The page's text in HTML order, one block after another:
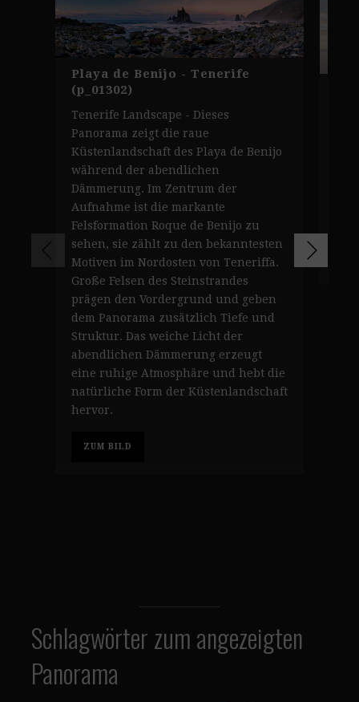
Playa de Benijo - Tenerife
(p_01302)
Tenerife Landscape - Dieses
Panorama zeigt die raue
Küstenlandschaft des Playa de Benijo
während der abendlichen
Dämmerung. Im Zentrum der
Aufnahme ist die markante
Felsformation Roque de Benijo zu
sehen, sie zählt zu den bekanntesten
Motiven im Nordosten von Teneriffa.
Große Felsen des Steinstrandes
prägen den Vordergrund und geben
dem Panorama zusätzlich Tiefe und
Struktur. Das weiche Licht der
abendlichen Dämmerung erzeugt
eine ruhige Atmosphäre und hebt die
natürliche Form der Küstenlandschaft
hervor.
ZUM BILD
Schlagwörter zum angezeigten
Panorama